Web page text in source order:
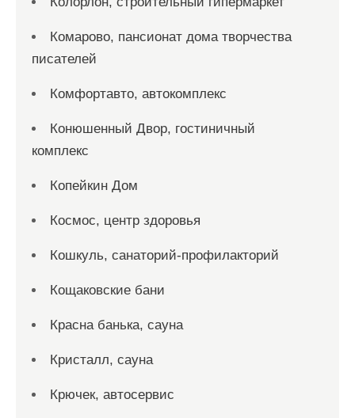
Комарово, пансионат дома творчества
писателей
Комфортавто, автокомплекс
Конюшенный Двор, гостиничный
комплекс
Копейкин Дом
Космос, центр здоровья
Кошкуль, санаторий-профилакторий
Кощаковские бани
Красна банька, сауна
Кристалл, сауна
Крючек, автосервис